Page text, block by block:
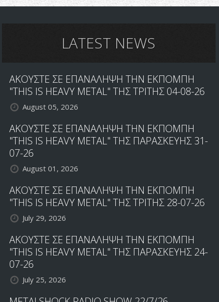
Syndrome-
LATEST NEWS
ΑΚΟΥΣΤΕ ΣΕ ΕΠΑΝΑΛΗΨΗ ΤΗΝ ΕΚΠΟΜΠΗ
"THIS IS HEAVY METAL" ΤΗΣ ΤΡΙΤΗΣ 04-08-26
August 05, 2026
ΑΚΟΥΣΤΕ ΣΕ ΕΠΑΝΑΛΗΨΗ ΤΗΝ ΕΚΠΟΜΠΗ
"THIS IS HEAVY METAL" ΤΗΣ ΠΑΡΑΣΚΕΥΗΣ 31-
07-26
August 01, 2026
ΑΚΟΥΣΤΕ ΣΕ ΕΠΑΝΑΛΗΨΗ ΤΗΝ ΕΚΠΟΜΠΗ
"THIS IS HEAVY METAL" ΤΗΣ ΤΡΙΤΗΣ 28-07-26
July 29, 2026
ΑΚΟΥΣΤΕ ΣΕ ΕΠΑΝΑΛΗΨΗ ΤΗΝ ΕΚΠΟΜΠΗ
"THIS IS HEAVY METAL" ΤΗΣ ΠΑΡΑΣΚΕΥΗΣ 24-
07-26
July 25, 2026